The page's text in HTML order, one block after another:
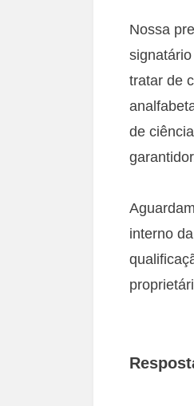
Nossa
tratar de
de
interno